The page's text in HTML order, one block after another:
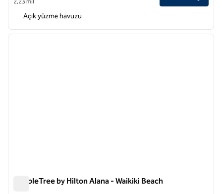
2,23 mil
Açık yüzme havuzu
1 / 12
DoubleTree by Hilton Alana - Waikiki Beach